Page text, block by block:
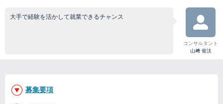
大手で経験を活かして就業できるチャンス
コンサルタント
山﨑 俊汰
募集要項